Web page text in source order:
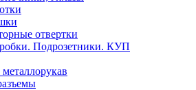
отвертки
Подрозетники. КУП